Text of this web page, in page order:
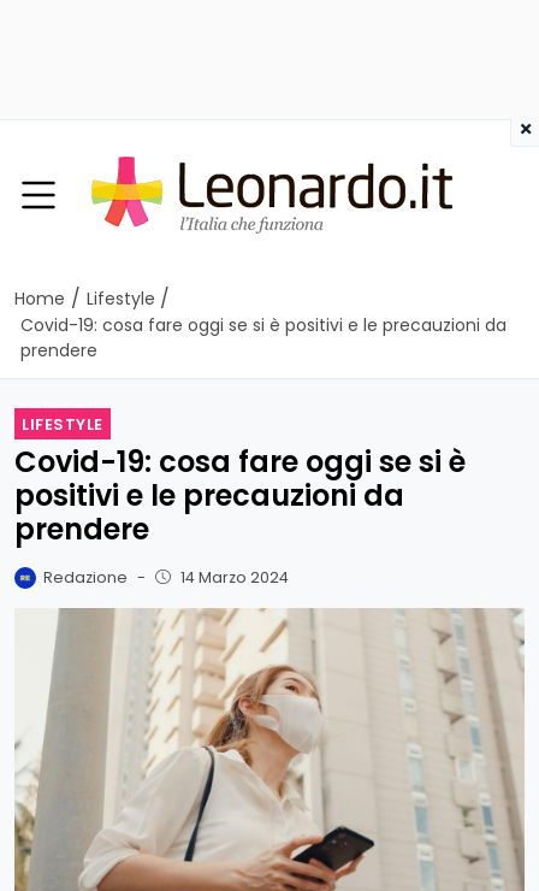
Home / Lifestyle /
Covid-19: cosa fare oggi se si è positivi e le precauzioni da
prendere
LIFESTYLE
Covid-19: cosa fare oggi se si è
positivi e le precauzioni da
prendere
Redazione - 14 Marzo 2024
×